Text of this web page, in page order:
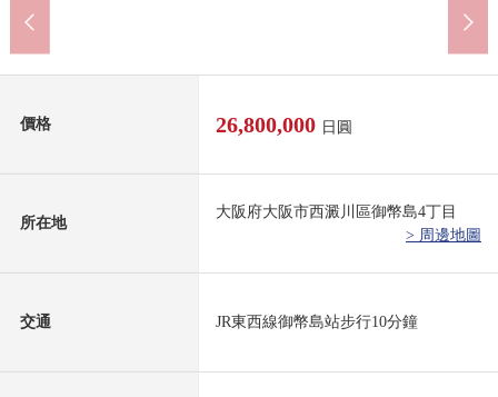
價格 26,800,000 日圓
所在地
大阪府大阪市西澱川區御幣島4丁目
> 周邊地圖
交通 JR東西線御幣島站步行10分鐘